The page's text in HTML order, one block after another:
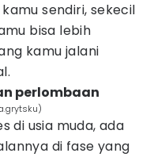
sendiri, sekecil
bisa lebih
kamu jalani
perlombaan
di usia muda, ada
di fase yang